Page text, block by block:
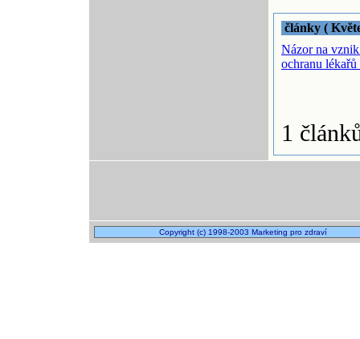
články (
Názor na
ochranu
1
Copyright (c) 1998-2003 Marketing pro zdraví